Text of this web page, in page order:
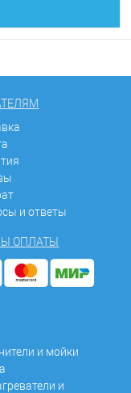
и ответы
ОПЛАТЫ
и мойки
и